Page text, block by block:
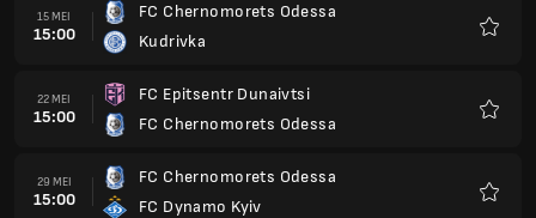
15 MEI
15:00
FC Chernomorets Odessa
Kudrivka
22 MEI
15:00
FC Epitsentr Dunaivtsi
FC Chernomorets Odessa
29 MEI
15:00
FC Chernomorets Odessa
FC Dynamo Kyiv